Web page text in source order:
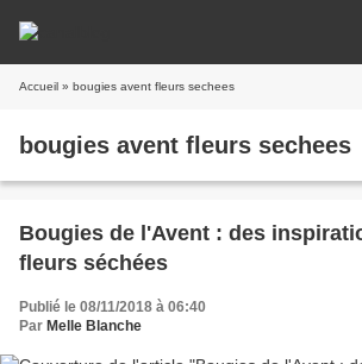
Accueil » bougies avent fleurs sechees
bougies avent fleurs sechees
Bougies de l'Avent : des
fleurs séchées
Publié le 08/11/2018 à 06:40
Par Melle Blanche